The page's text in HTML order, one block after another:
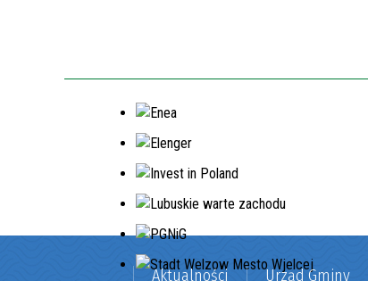
Aktualności Urząd Gminy